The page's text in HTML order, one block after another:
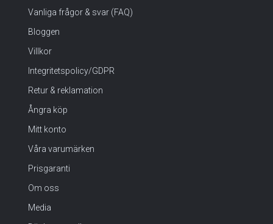
Vanliga frågor & svar (FAQ)
Bloggen
Villkor
Integritetspolicy/GDPR
Retur & reklamation
Ångra köp
Mitt konto
Våra varumärken
Prisgaranti
Om oss
Media